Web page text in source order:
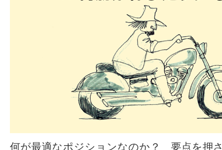
何が最適なポジションなのか？ 要点を押